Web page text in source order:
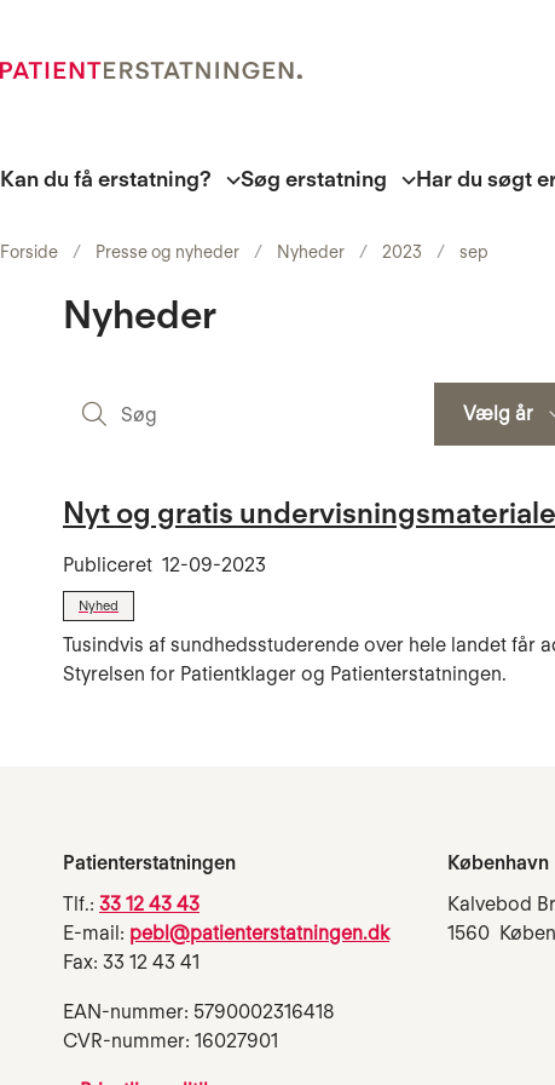
Kan du få erstatning? Søg erstatning Har du søgt
Forside Presse og nyheder Nyheder 2023 sep
Nyheder
Vælg år
Nyt og gratis
Publiceret 12-09-2023
Nyhed
Tusindvis af sundhedsstuderende over hele landet får
Styrelsen for Patientklager og Patienterstatningen.
Patienterstatningen
Tlf.: 33 12 43 43
E-mail: pebl@patienterstatningen.dk
Fax: 33 12 43 41
EAN-nummer: 5790002316418
CVR-nummer: 16027901
København
Kalvebod
1560